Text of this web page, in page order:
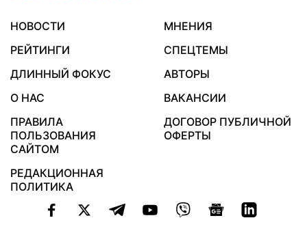
НОВОСТИ
МНЕНИЯ
РЕЙТИНГИ
СПЕЦТЕМЫ
ДЛИННЫЙ ФОКУС
АВТОРЫ
О НАС
ВАКАНСИИ
ПРАВИЛА
ПОЛЬЗОВАНИЯ
САЙТОМ
ДОГОВОР ПУБЛИЧНОЙ
ОФЕРТЫ
РЕДАКЦИОННАЯ
ПОЛИТИКА